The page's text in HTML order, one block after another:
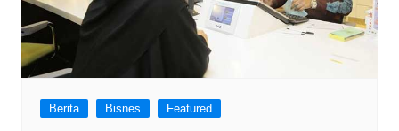
Berita Bisnes Featured